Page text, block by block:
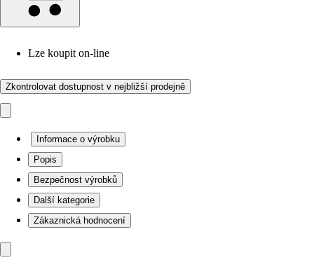
Lze koupit on-line
Zkontrolovat dostupnost v nejbližší prodejně
Informace o výrobku
Popis
Bezpečnost výrobků
Další kategorie
Zákaznická hodnocení